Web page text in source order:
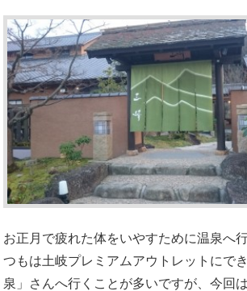
お正月で疲れた体をいやすために温泉へ
つもは土岐プレミアムアウトレットにで
泉」さんへ行くことが多いですが、今回